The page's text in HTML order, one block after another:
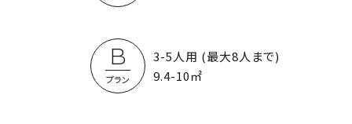
B
プラン
3-5人用 (最大8人まで)
9.4-10㎡